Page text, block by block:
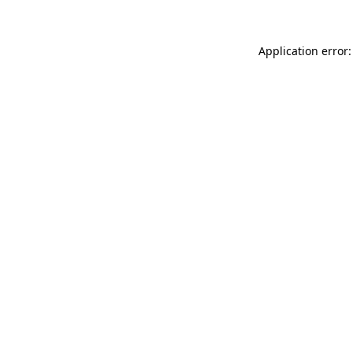
Application